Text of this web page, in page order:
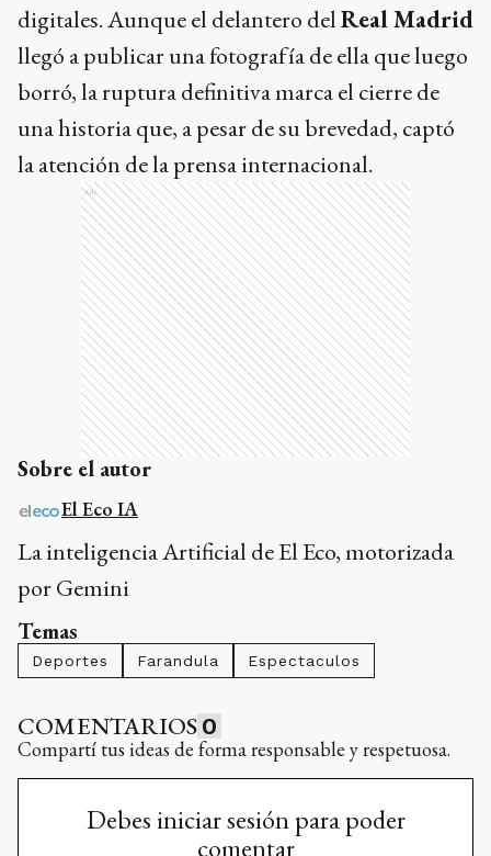
digitales. Aunque el delantero delReal Madrid
llegó a publicar una fotografía de ella que luego
borró, la ruptura definitiva marca el cierre de
una historia que, a pesar de su brevedad, captó
la atención de la prensa internacional.
Ads
Sobre el autor
El Eco IA
La inteligencia Artificial de El Eco, motorizada
por Gemini
Temas
Deportes Farandula Espectaculos
COMENTARIOS 0
Compartí tus ideas de forma responsable y respetuosa.
Debes iniciar sesión para poder
comentar